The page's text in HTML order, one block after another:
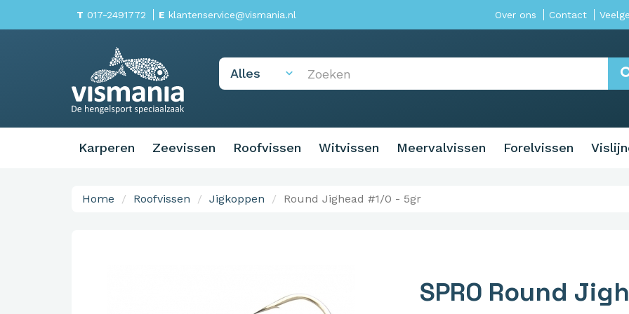
T 017-2491772 E klantenservice@vismania.nl Over ons Contact
Karperen Zeevissen Roofvissen Witvissen Meervalvissen Forelvissen
Home Roofvissen Jigkoppen Round Jighead #1/0 - 5gr
SPRO Round